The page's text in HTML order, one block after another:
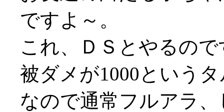
ですよ～。
これ、ＤＳとやるの
被ダメが1000という
なので通常フルアラ